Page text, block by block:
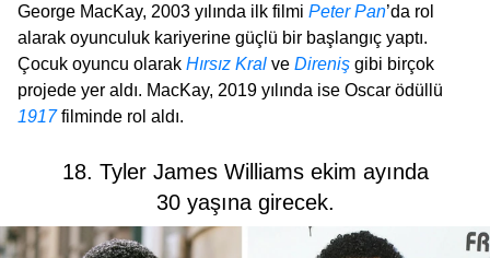
George MacKay, 2003 yılında ilk filmi Peter Pan’da rol
alarak oyunculuk kariyerine güçlü bir başlangıç yaptı.
Çocuk oyuncu olarak Hırsız Kral ve Direniş gibi birçok
projede yer aldı. MacKay, 2019 yılında ise Oscar ödüllü
1917filminde rol aldı.
18. Tyler James Williams ekim ayında
30 yaşına girecek.